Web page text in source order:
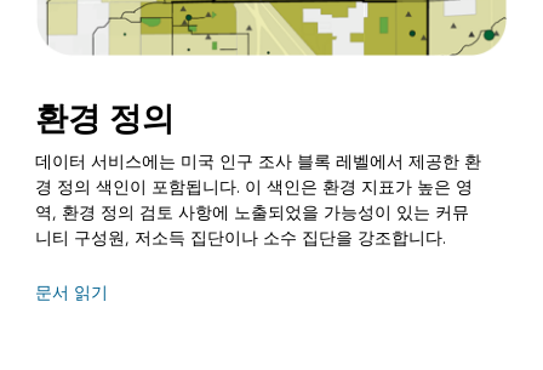
환경 정의
데이터 서비스에는 미국 인구 조사 블록 레벨에서 제공한 환
경 정의 색인이 포함됩니다. 이 색인은 환경 지표가 높은 영
역, 환경 정의 검토 사항에 노출되었을 가능성이 있는 커뮤
니티 구성원, 저소득 집단이나 소수 집단을 강조합니다.
문서 읽기